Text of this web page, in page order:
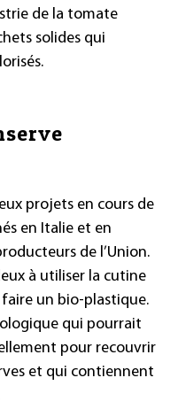
de la tomate
solides qui
projets en cours de
en Italie et en
de l’Union.
à utiliser la cutine
un bio-plastique.
qui pourrait
pour recouvrir
et qui contiennent